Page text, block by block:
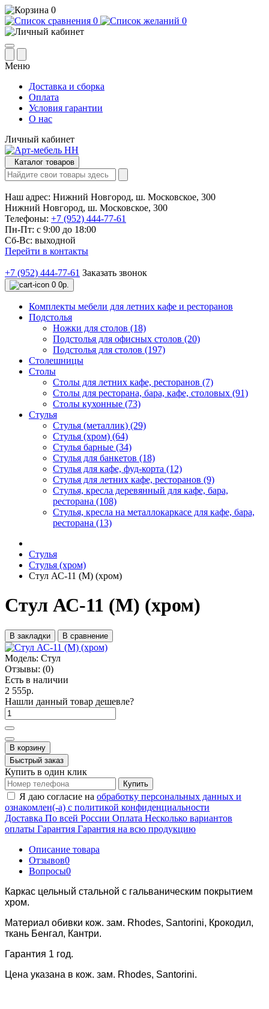
0
0
0
Меню
Доставка и сборка
Оплата
Условия гарантии
О нас
Личный кабинет
Каталог товаров
Наш адрес: Нижний Новгород, ш. Московское, 300
Нижний Новгород, ш. Московское, 300
Телефоны: +7 (952) 444-77-61
Пн-Пт: с 9:00 до 18:00
Сб-Вс: выходной
Перейти в контакты
+7 (952) 444-77-61 Заказать звонок
0 0р.
Комплекты мебели для летних кафе и ресторанов
Подстолья
Ножки для столов (18)
Подстолья для офисных столов (20)
Подстолья для столов (197)
Столешницы
Столы
Столы для летних кафе, ресторанов (7)
Столы для ресторана, бара, кафе, столовых (91)
Столы кухонные (73)
Стулья
Стулья (металлик) (29)
Стулья (хром) (64)
Стулья барные (34)
Стулья для банкетов (18)
Стулья для кафе, фуд-корта (12)
Стулья для летних кафе, ресторанов (9)
Стулья, кресла деревянный для кафе, бара,
ресторана (108)
Стулья, кресла на металлокаркасе для кафе, бара,
ресторана (13)
Стулья
Стулья (хром)
Стул АС-11 (М) (хром)
Стул АС-11 (М) (хром)
В закладки В сравнение
Модель: Стул
Отзывы: (0)
Есть в наличии
2 555р.
Нашли данный товар дешевле?
В корзину
Быстрый заказ
Купить в один клик
Купить
Я даю согласие на обработку персональных данных и
ознакомлен(-а) с политикой конфиденциальности
Доставка По всей России Оплата Несколько вариантов
оплаты Гарантия Гарантия на всю продукцию
Описание товара
Отзывов0
Вопросы0
Каркас цельный стальной с гальваническим покрытием
хром.
Материал обивки кож. зам. Rhodes, Santorini, Крокодил,
ткань Бенгал, Кантри.
Гарантия 1 год.
Цена указана в кож. зам. Rhodes, Santorini.